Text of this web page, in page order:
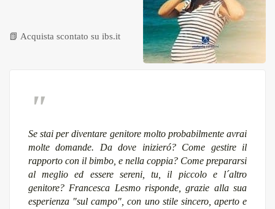
📗 Acquista scontato su ibs.it
Se stai per diventare genitore molto probabilmente avrai
molte domande. Da dove inizieró? Come gestire il
rapporto con il bimbo, e nella coppia? Come prepararsi
al meglio ed essere sereni, tu, il piccolo e l´altro
genitore? Francesca Lesmo risponde, grazie alla sua
esperienza "sul campo", con uno stile sincero, aperto e